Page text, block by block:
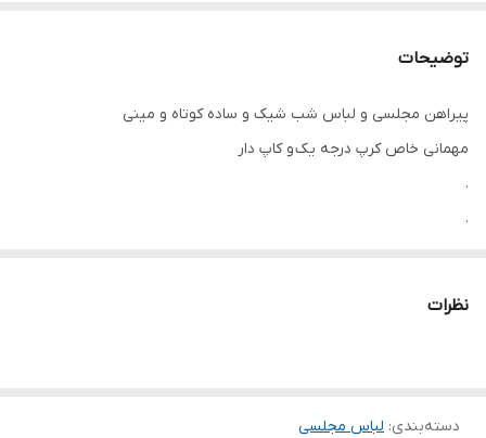
توضیحات
پیراهن مجلسی و لباس شب شیک و ساده کوتاه و مینی
مهمانی خاص کرپ درجه یک و کاپ دار
.
.
کارها زیر آن قید شده لطفا موقع انتخاب دقت کنید چون این سایت
نظرات
دسته‌بندی: لباس مجلسی